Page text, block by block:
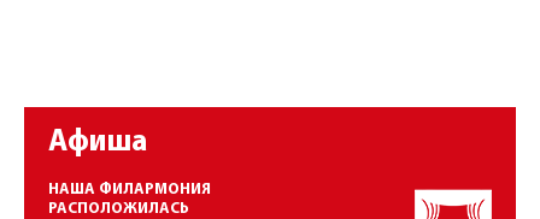
Афиша
НАША ФИЛАРМОНИЯ
РАСПОЛОЖИЛАСЬ